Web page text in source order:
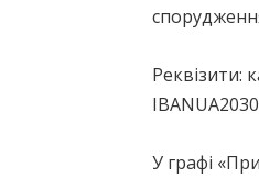
Реквізити:
У графі